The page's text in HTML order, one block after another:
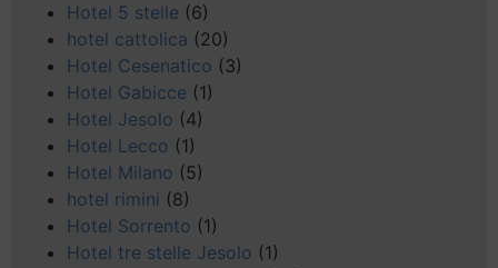
Hotel 5 stelle (6)
hotel cattolica (20)
Hotel Cesenatico (3)
Hotel Gabicce (1)
Hotel Jesolo (4)
Hotel Lecco (1)
Hotel Milano (5)
hotel rimini (8)
Hotel Sorrento (1)
Hotel tre stelle Jesolo (1)